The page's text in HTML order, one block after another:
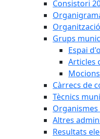
Consistori
Grups
Espai
Articles
Càrrecs de
Tècnics
Altres
Resultats